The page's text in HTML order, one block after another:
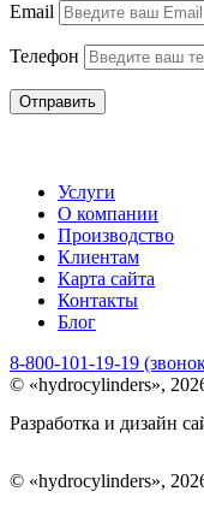
Email
Телефон
Отправить
Услуги
О компании
Производство
Клиентам
Карта сайта
Контакты
Блог
8-800-101-19-19
© «hydrocylinders»,
Разработка и дизайн
© «hydrocylinders»,